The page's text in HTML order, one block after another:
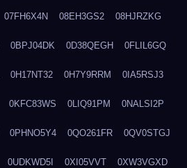
07FH6X4N 08EH3GS2 08HJRZKG
0BPJ04DK 0D38QEGH 0FLIL6GQ
0H17NT32 0H7Y9RRM 0IA5RSJ3
0KFC83WS 0LIQ91PM 0NALSI2P
0PHNO5Y4 0QO261FR 0QV0STGJ
0UDKWD5I 0XI05VVT 0XW3VGXD